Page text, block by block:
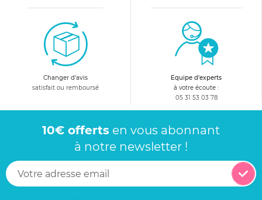
Changer d'avis
satisfait ou remboursé
Equipe d'experts
à votre écoute :
05 31 53 03 78
10€ offerts en vous abonnant
à notre newsletter !